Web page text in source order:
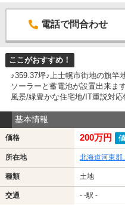
電話で問合わせ
ここがおすすめ！
♪359.37坪♪上士幌市街地の旗竿
ソーラーと蓄電池が設置出来ま
風景/緑豊かな住宅地/IT重説対
基本情報
価格 200万円
所在地 北海道河東郡
種類 土地
交通 - -駅 -